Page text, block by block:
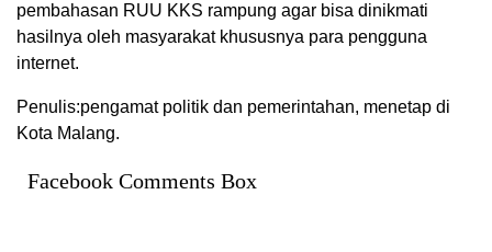
pembahasan RUU KKS rampung agar bisa dinikmati
hasilnya oleh masyarakat khususnya para pengguna
internet.
Penulis:pengamat politik dan pemerintahan, menetap di
Kota Malang.
Facebook Comments Box